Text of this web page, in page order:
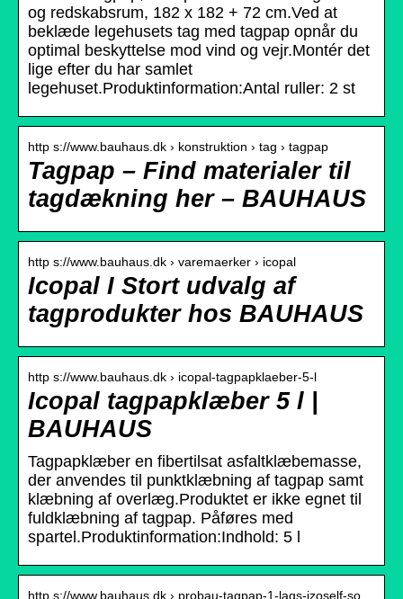
og redskabsrum, 182 x 182 + 72 cm.Ved at
beklæde legehusets tag med tagpap opnår du
optimal beskyttelse mod vind og vejr.Montér det
lige efter du har samlet
legehuset.Produktinformation:Antal ruller: 2 st
http s://www.bauhaus.dk › konstruktion › tag › tagpap
Tagpap – Find materialer til
tagdækning her – BAUHAUS
http s://www.bauhaus.dk › varemaerker › icopal
Icopal I Stort udvalg af
tagprodukter hos BAUHAUS
http s://www.bauhaus.dk › icopal-tagpapklaeber-5-l
Icopal tagpapklæber 5 l |
BAUHAUS
Tagpapklæber en fibertilsat asfaltklæbemasse,
der anvendes til punktklæbning af tagpap samt
klæbning af overlæg.Produktet er ikke egnet til
fuldklæbning af tagpap. Påføres med
spartel.Produktinformation:Indhold: 5 l
http s://www.bauhaus.dk › probau-tagpap-1-lags-izoself-so…